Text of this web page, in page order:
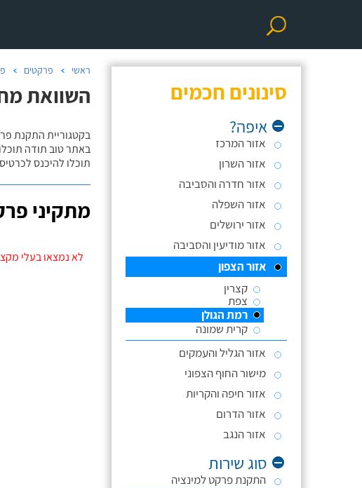
סינונים חכמים
איפה?
אזור המרכז
אזור השרון
אזור חדרה והסביבה
אזור השפלה
אזור ירושלים
אזור מודיעין והסביבה
אזור הצפון
קצרין
צפת
רמת הגולן
קרית שמונה
אזור הגליל והעמקים
מישור החוף הצפוני
אזור חיפה והקריות
אזור הדרום
אזור הנגב
סוג שירות
התקנת פרקט למינציה
ראשי פרקטים
השוואת
בקטגוריית התקנת
באתר טוב תודה
תוכלו להיכנס
מתקיני
לא נמצאו בעלי